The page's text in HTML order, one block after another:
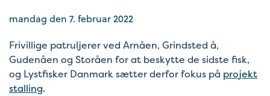
mandag den 7. februar 2022
Frivillige patruljerer ved Arnåen, Grindsted å,
Gudenåen og Storåen for at beskytte de sidste fisk,
og Lystfisker Danmark sætter derfor fokus på projekt
stalling.